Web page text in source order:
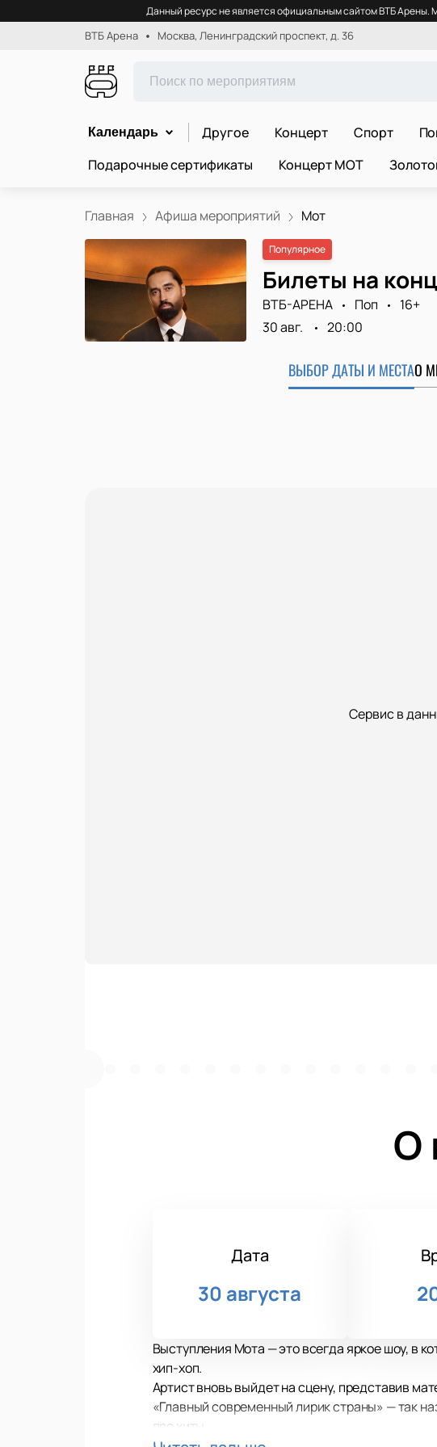
Данный ресурс не является официальным сайтом ВТБ Арены.
ВТБ Арена Москва, Ленинградский проспект, д. 36
Календарь Другое Концерт Спорт
Подарочные сертификаты
Концерт МОТ
Главная Афиша мероприятий Мот
Популярное
Билеты на
ВТБ-АРЕНА Поп
16+
30 авг.
20:00
ВЫБОР ДАТЫ И МЕСТАО
Сервис в
О
Дата
30 августа
Выступления Мота — это всегда яркое шоу, в
хип-хоп.
Артист вновь выйдет на сцену, представив
«Главный современный лирик страны» — так
про хиты.